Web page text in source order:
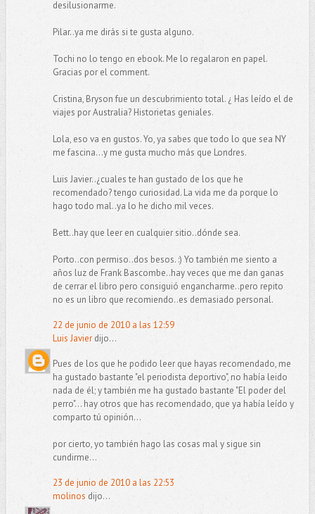
desilusionarme.
Pilar..ya me dirás si te gusta alguno.
Tochi no lo tengo en ebook. Me lo regalaron en papel.
Gracias por el comment.
Cristina, Bryson fue un descubrimiento total. ¿ Has leído el de
viajes por Australia? Historietas geniales.
Lola, eso va en gustos. Yo, ya sabes que todo lo que sea NY
me fascina...y me gusta mucho más que Londres.
Luis Javier..¿cuales te han gustado de los que he
recomendado? tengo curiosidad. La vida me da porque lo
hago todo mal..ya lo he dicho mil veces.
Bett..hay que leer en cualquier sitio..dónde sea.
Porto..con permiso..dos besos. :) Yo también me siento a
años luz de Frank Bascombe..hay veces que me dan ganas
de cerrar el libro pero consiguió engancharme..pero repito
no es un libro que recomiendo..es demasiado personal.
22 de junio de 2010 a las 12:59
Luis Javierdijo...
Pues de los que he podido leer que hayas recomendado, me
ha gustado bastante "el periodista deportivo", no había leido
nada de él; y también me ha gustado bastante "El poder del
perro"... hay otros que has recomendado, que ya había leído y
comparto tú opinión...
por cierto, yo también hago las cosas mal y sigue sin
cundirme...
23 de junio de 2010 a las 22:53
molinos dijo...